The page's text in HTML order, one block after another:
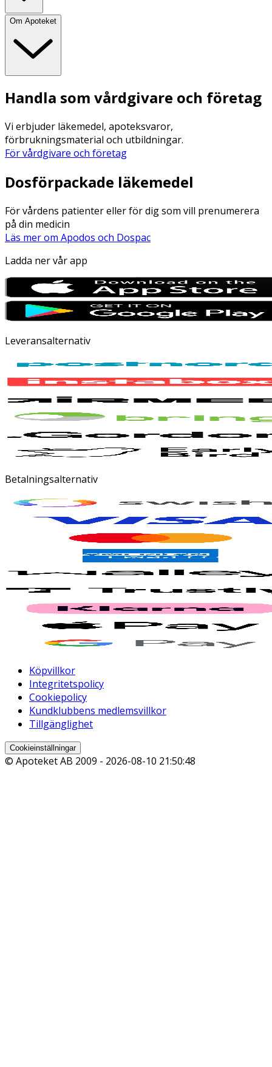
Om Apoteket
Handla som vårdgivare och företag
Vi erbjuder läkemedel, apoteksvaror,
förbrukningsmaterial och utbildningar.
För vårdgivare och företag
Dosförpackade läkemedel
För vårdens patienter eller för dig som vill prenumerera
på din medicin
Läs mer om Apodos och Dospac
Ladda ner vår app
Leveransalternativ
Betalningsalternativ
Köpvillkor
Integritetspolicy
Cookiepolicy
Kundklubbens medlemsvillkor
Tillgänglighet
Cookieinställningar
© Apoteket AB 2009 - 2026-08-10 21:50:48